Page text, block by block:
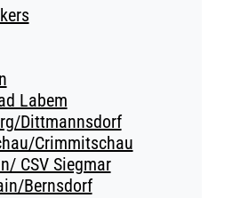
Labem
Dittmannsdorf
Crimmitschau
CSV Siegmar
Bernsdorf